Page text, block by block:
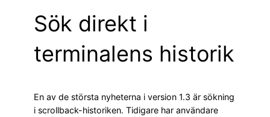
Sök direkt i
terminalens historik
En av de största nyheterna i version 1.3 är sökning
i scrollback-historiken. Tidigare har användare